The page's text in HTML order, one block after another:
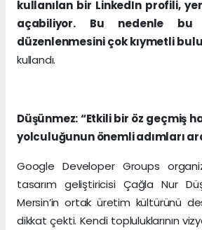
kullanılan bir LinkedIn profili,
açabiliyor. Bu nedenle bu
düzenlenmesini çok kıymetli
kullandı.
Düşünmez: “Etkili bir öz geçmiş
yolculuğunun önemli adımları
Google Developer Groups
tasarım geliştiricisi Çağla Nur
Mersin’in ortak üretim kültürünü
dikkat çekti. Kendi topluluklarının